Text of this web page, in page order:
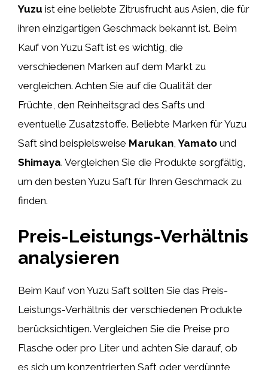
Yuzu ist eine beliebte Zitrusfrucht aus Asien, die für
ihren einzigartigen Geschmack bekannt ist. Beim
Kauf von Yuzu Saft ist es wichtig, die
verschiedenen Marken auf dem Markt zu
vergleichen. Achten Sie auf die Qualität der
Früchte, den Reinheitsgrad des Safts und
eventuelle Zusatzstoffe. Beliebte Marken für Yuzu
Saft sind beispielsweise Marukan,Yamato und
Shimaya. Vergleichen Sie die Produkte sorgfältig,
um den besten Yuzu Saft für Ihren Geschmack zu
finden.
Preis-Leistungs-Verhältnis
analysieren
Beim Kauf von Yuzu Saft sollten Sie das Preis-
Leistungs-Verhältnis der verschiedenen Produkte
berücksichtigen. Vergleichen Sie die Preise pro
Flasche oder pro Liter und achten Sie darauf, ob
es sich um konzentrierten Saft oder verdünnte